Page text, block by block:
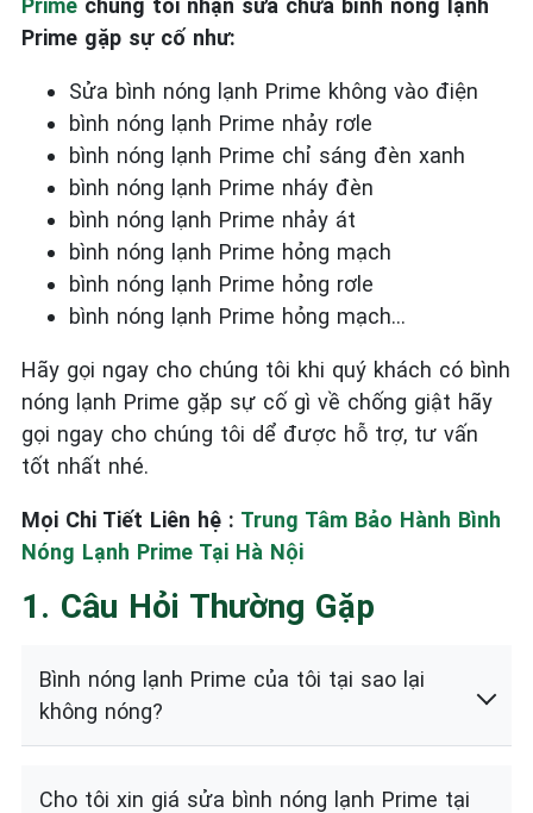
Prime gặp sự cố như:
Sửa bình nóng lạnh Prime không vào điện
bình nóng lạnh Prime nhảy rơle
bình nóng lạnh Prime chỉ sáng đèn xanh
bình nóng lạnh Prime nháy đèn
bình nóng lạnh Prime nhảy át
bình nóng lạnh Prime hỏng mạch
bình nóng lạnh Prime hỏng rơle
bình nóng lạnh Prime hỏng mạch…
Hãy gọi ngay cho chúng tôi khi quý khách có bình
nóng lạnh Prime gặp sự cố gì về chống giật hãy
gọi ngay cho chúng tôi dể được hỗ trợ, tư vấn
tốt nhất nhé.
Mọi Chi Tiết Liên hệ : Trung Tâm Bảo Hành Bình
Nóng Lạnh Prime Tại Hà Nội
1. Câu Hỏi Thường Gặp
Bình nóng lạnh Prime của tôi tại sao lại
không nóng?
Cho tôi xin giá sửa bình nóng lạnh Prime tại